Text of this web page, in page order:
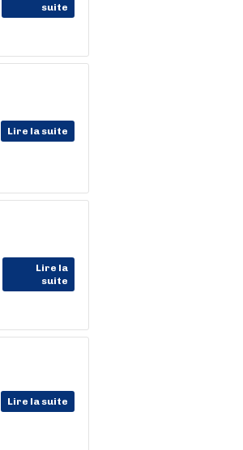
suite
Lire la suite
Lire la
suite
Lire la suite